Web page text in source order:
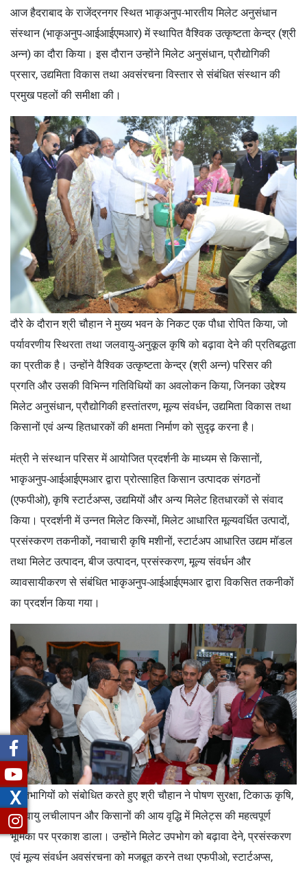
आज हैदराबाद के राजेंद्रनगर स्थित भाकृअनुप-भारतीय मिलेट अनुसंधान
संस्थान (भाकृअनुप-आईआईएमआर) में स्थापित वैश्विक उत्कृष्टता केन्द्र (श्री
अन्न) का दौरा किया। इस दौरान उन्होंने मिलेट अनुसंधान, प्रौद्योगिकी
प्रसार, उद्यमिता विकास तथा अवसंरचना विस्तार से संबंधित संस्थान की
प्रमुख पहलों की समीक्षा की।
दौरे के दौरान श्री चौहान ने मुख्य भवन के निकट एक पौधा रोपित किया, जो
पर्यावरणीय स्थिरता तथा जलवायु-अनुकूल कृषि को बढ़ावा देने की प्रतिबद्धता
का प्रतीक है। उन्होंने वैश्विक उत्कृष्टता केन्द्र (श्री अन्न) परिसर की
प्रगति और उसकी विभिन्न गतिविधियों का अवलोकन किया, जिनका उद्देश्य
मिलेट अनुसंधान, प्रौद्योगिकी हस्तांतरण, मूल्य संवर्धन, उद्यमिता विकास तथा
किसानों एवं अन्य हितधारकों की क्षमता निर्माण को सुदृढ़ करना है।
मंत्री ने संस्थान परिसर में आयोजित प्रदर्शनी के माध्यम से किसानों,
भाकृअनुप-आईआईएमआर द्वारा प्रोत्साहित किसान उत्पादक संगठनों
(एफपीओ), कृषि स्टार्टअप्स, उद्यमियों और अन्य मिलेट हितधारकों से संवाद
किया। प्रदर्शनी में उन्नत मिलेट किस्मों, मिलेट आधारित मूल्यवर्धित उत्पादों,
प्रसंस्करण तकनीकों, नवाचारी कृषि मशीनों, स्टार्टअप आधारित उद्यम मॉडल
तथा मिलेट उत्पादन, बीज उत्पादन, प्रसंस्करण, मूल्य संवर्धन और
व्यावसायीकरण से संबंधित भाकृअनुप-आईआईएमआर द्वारा विकसित तकनीकों
का प्रदर्शन किया गया।
प्रतिभागियों को संबोधित करते हुए श्री चौहान ने पोषण सुरक्षा, टिकाऊ कृषि,
जलवायु लचीलापन और किसानों की आय वृद्धि में मिलेट्स की महत्वपूर्ण
भूमिका पर प्रकाश डाला। उन्होंने मिलेट उपभोग को बढ़ावा देने, प्रसंस्करण
एवं मूल्य संवर्धन अवसंरचना को मजबूत करने तथा एफपीओ, स्टार्टअप्स,
X